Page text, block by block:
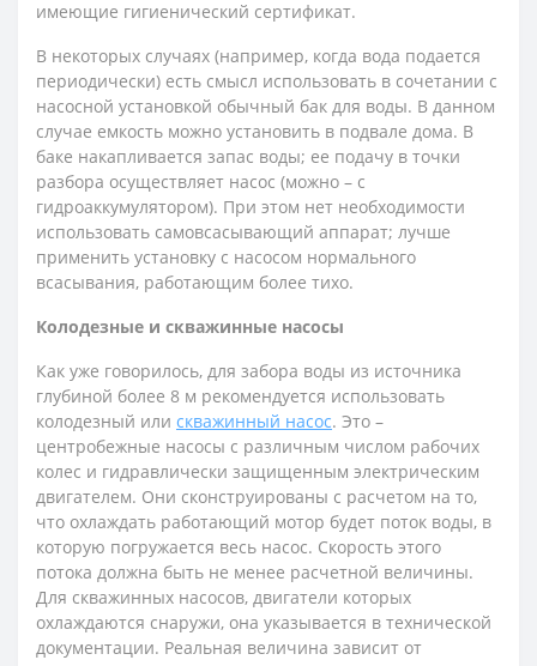
имеющие гигиенический сертификат.
В некоторых случаях (например, когда вода подается
периодически) есть смысл использовать в сочетании с
насосной установкой обычный бак для воды. В данном
случае емкость можно установить в подвале дома. В
баке накапливается запас воды; ее подачу в точки
разбора осуществляет насос (можно – с
гидроаккумулятором). При этом нет необходимости
использовать самовсасывающий аппарат; лучше
применить установку с насосом нормального
всасывания, работающим более тихо.
Колодезные и скважинные насосы
Как уже говорилось, для забора воды из источника
глубиной более 8 м рекомендуется использовать
колодезный или скважинный насос. Это –
центробежные насосы с различным числом рабочих
колес и гидравлически защищенным электрическим
двигателем. Они сконструированы с расчетом на то,
что охлаждать работающий мотор будет поток воды, в
которую погружается весь насос. Скорость этого
потока должна быть не менее расчетной величины.
Для скважинных насосов, двигатели которых
охлаждаются снаружи, она указывается в технической
документации. Реальная величина зависит от